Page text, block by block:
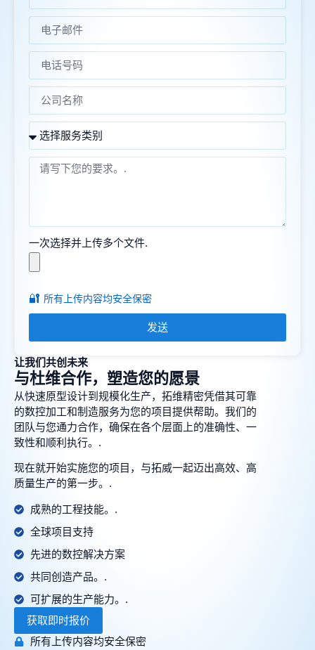
让我们共创未来
与杜维合作，塑造您的愿景
从快速原型设计到规模化生产，拓维精密凭借其可靠
的数控加工和制造服务为您的项目提供帮助。我们的
团队与您通力合作，确保在各个层面上的准确性、一
致性和顺利执行。.
现在就开始实施您的项目，与拓威一起迈出高效、高
质量生产的第一步。.
成熟的工程技能。.
全球项目支持
先进的数控解决方案
共同创造产品。.
可扩展的生产能力。.
获取即时报价
所有上传内容均安全保密
一次选择并上传多个文件.
🔐 所有上传内容均安全保密
发送